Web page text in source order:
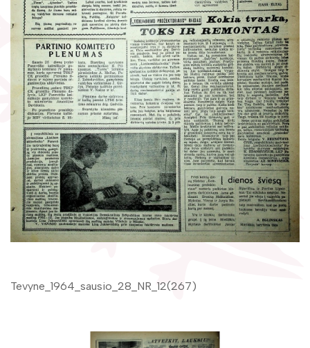
Gaunami periodiniai leidiniai
Tarpbibliotekinis abonementas
Knygomatai
Internetas
Klubai
Literatų klubas „Polėkis“
Interaktyvi kelionė
Gabrielės Petkevičaitės-Bitės literatūrinė
premija
Bibliotekos 70-metis
Virtuali biblioteka
Tevyne_1964_sausio_28_NR_12(267)